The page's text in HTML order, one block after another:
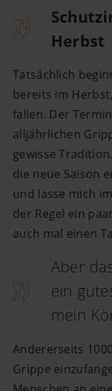
Herbst
Tatsächlich
bereits im
fallen. Der
alljährlichen
gewisse
die neue Saison
und lasse mich
der Regel ein
auch mal einen
Aber
ein
mein
Andererseits
Grippe